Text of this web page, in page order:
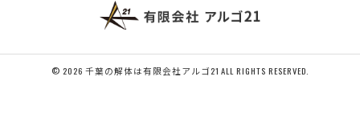
© 2026 千葉の解体は有限会社アルゴ21 ALL RIGHTS RESERVED.